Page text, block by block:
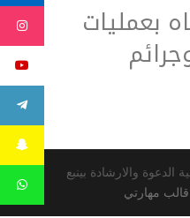
بعمليات
والارشادة بينبع
قالب مهارتي